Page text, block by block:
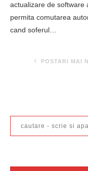
actualizare de software
permita comutarea
cand soferul…
POSTARI MAI